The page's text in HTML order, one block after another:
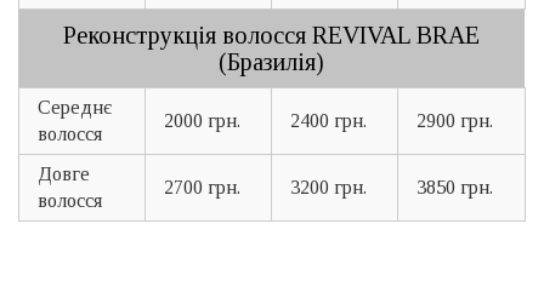
Реконструкція волосся REVIVAL BRAE
(Бразилія)
Середнє
волосся
2000 грн. 2400 грн. 2900 грн.
Довге
волосся
2700 грн. 3200 грн. 3850 грн.